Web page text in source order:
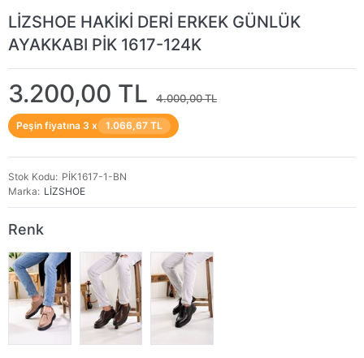
LİZSHOE HAKİKİ DERİ ERKEK GÜNLÜK
AYAKKABI PİK 1617-124K
3.200,00 TL 4.000,00 TL
Peşin fiyatına 3 x 1.066,67 TL
Stok Kodu
PİK1617-1-BN
Marka
LİZSHOE
Renk